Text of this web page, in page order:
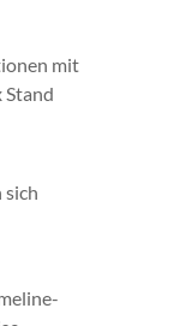
mit
Stand
sich